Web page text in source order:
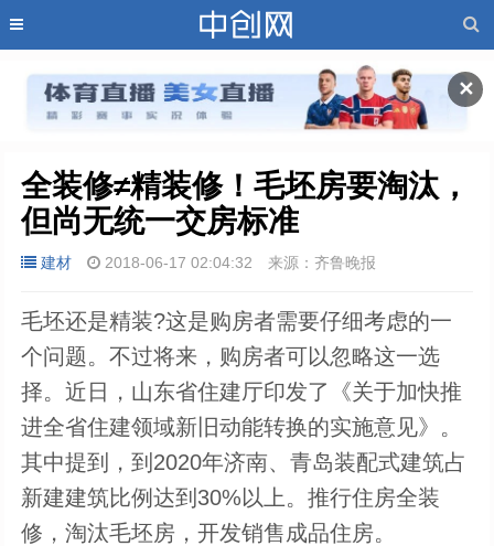
✕
全装修≠精装修！毛坯房要淘汰，
但尚无统一交房标准
建材 2018-06-17 02:04:32 来源：齐鲁晚报
毛坯还是精装?这是购房者需要仔细考虑的一
个问题。不过将来，购房者可以忽略这一选
择。近日，山东省住建厅印发了《关于加快推
进全省住建领域新旧动能转换的实施意见》。
其中提到，到2020年济南、青岛装配式建筑占
新建建筑比例达到30%以上。推行住房全装
修，淘汰毛坯房，开发销售成品住房。